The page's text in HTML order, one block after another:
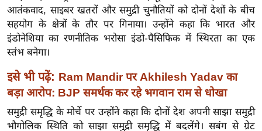
ग
इं
डि
या
सा
हि
त्य
ज
आतंकवाद, साइबर खतरों और समुद्री चुनौतियों को दोनों देशों के बीच
सहयोग के क्षेत्रों के तौर पर गिनाया। उन्होंने कहा कि भारत और
इंडोनेशिया का रणनीतिक भरोसा इंडो-पैसिफिक में स्थिरता का एक
स्तंभ बनेगा।
इसे भी पढ़ें: Ram Mandir पर Akhilesh Yadav का
बड़ा आरोप: BJP समर्थक कर रहे भगवान राम से धोखा
समुद्री समृद्धि के मोर्चे पर उन्होंने कहा कि दोनों देश अपनी साझा समुद्री
भौगोलिक स्थिति को साझा समुद्री समृद्धि में बदलेंगे। सबंग से ग्रेट